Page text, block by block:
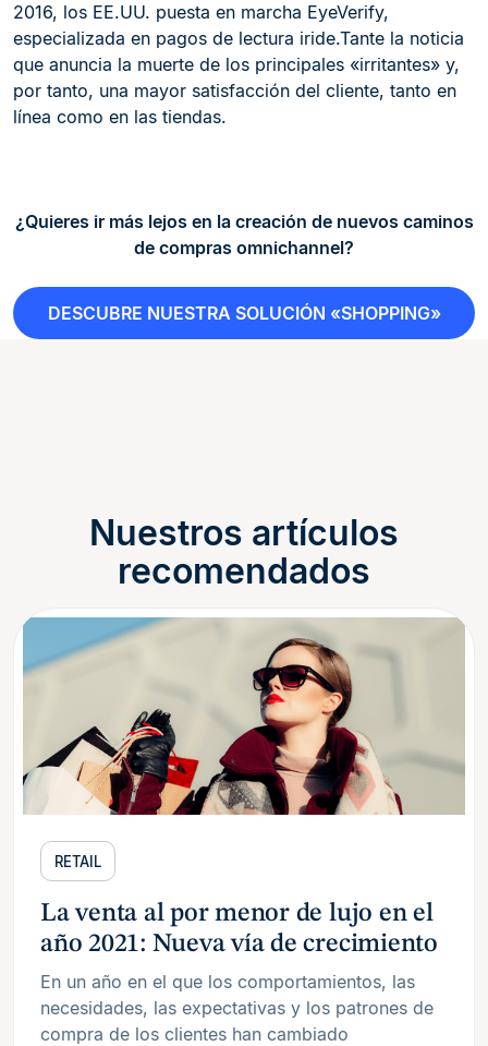
2016, los EE.UU. puesta en marcha EyeVerify,
especializada en pagos de lectura iride.Tante la noticia
que anuncia la muerte de los principales «irritantes» y,
por tanto, una mayor satisfacción del cliente, tanto en
línea como en las tiendas.
¿Quieres ir más lejos en la creación de nuevos caminos
de compras omnichannel?
DESCUBRE NUESTRA SOLUCIÓN «SHOPPING»
Nuestros artículos
recomendados
RETAIL
La venta al por menor de lujo en el
año 2021: Nueva vía de crecimiento
En un año en el que los comportamientos, las
necesidades, las expectativas y los patrones de
compra de los clientes han cambiado